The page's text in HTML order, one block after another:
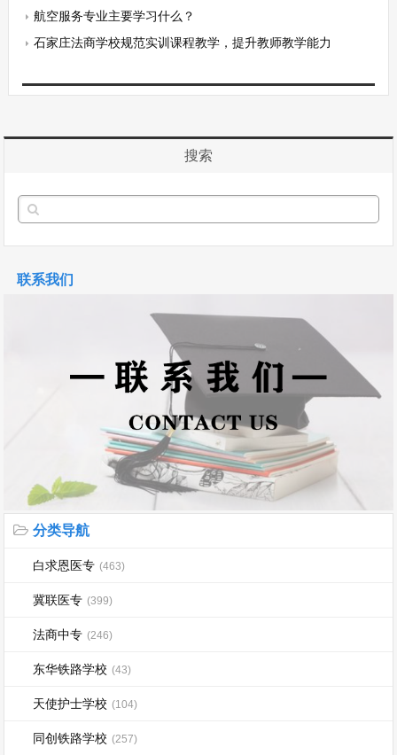
航空服务专业主要学习什么？
石家庄法商学校规范实训课程教学，提升教师教学能力
搜索
联系我们
分类导航
白求恩医专 (463)
冀联医专 (399)
法商中专 (246)
东华铁路学校 (43)
天使护士学校 (104)
同创铁路学校 (257)